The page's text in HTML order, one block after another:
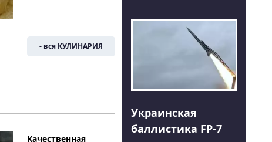
- вся КУЛИНАРИЯ
Качественная
Украинская
баллистика FP-7